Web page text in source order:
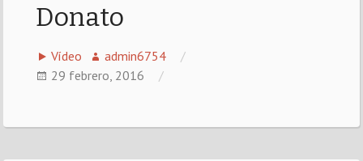
Donato
Vídeo
admin6754
29 febrero, 2016